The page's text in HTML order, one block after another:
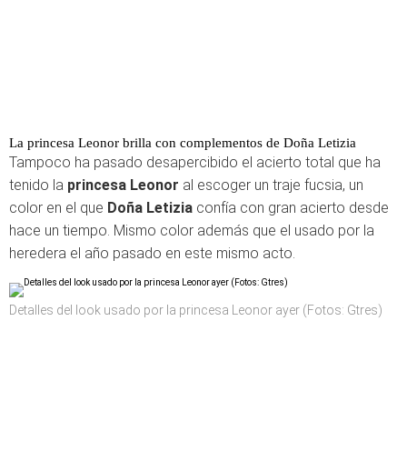
La princesa Leonor brilla con complementos de Doña Letizia
Tampoco ha pasado desapercibido el acierto total que ha
tenido la princesa Leonor al escoger un traje fucsia, un
color en el que Doña Letizia confía con gran acierto desde
hace un tiempo. Mismo color además que el usado por la
heredera el año pasado en este mismo acto.
Detalles del look usado por la princesa Leonor ayer (Fotos: Gtres)